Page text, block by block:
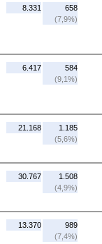
8.331
658
(7,9%)
6.417
584
(9,1%)
21.168
1.185
(5,6%)
30.767
1.508
(4,9%)
13.370
989
(7,4%)